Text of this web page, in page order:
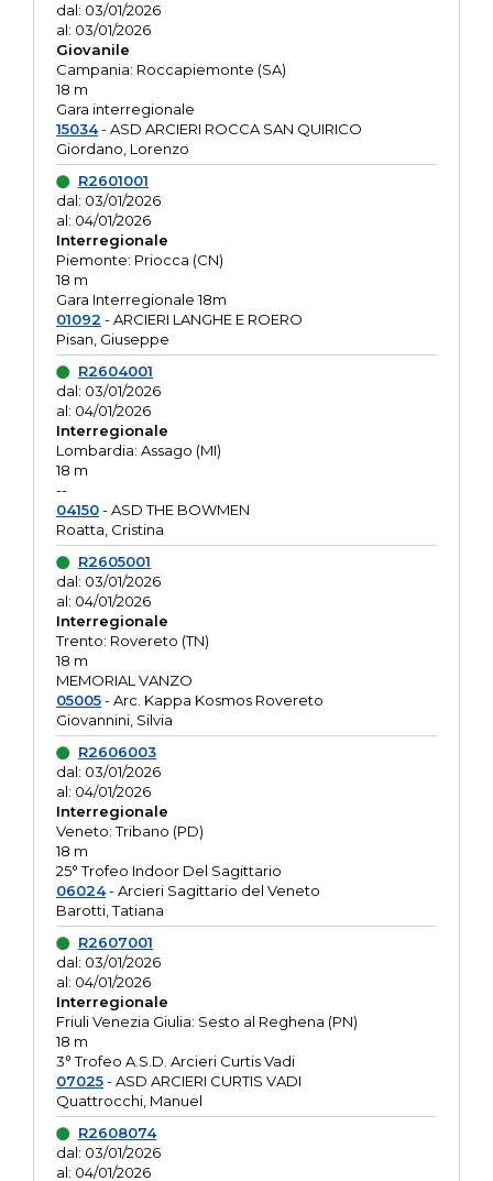
dal: 03/01/2026
al: 03/01/2026
Giovanile
Campania: Roccapiemonte (SA)
18 m
Gara interregionale
15034- ASD ARCIERI ROCCA SAN QUIRICO
Giordano, Lorenzo
R2601001
dal: 03/01/2026
al: 04/01/2026
Interregionale
Piemonte: Priocca (CN)
18 m
Gara Interregionale 18m
01092 - ARCIERI LANGHE E ROERO
Pisan, Giuseppe
R2604001
dal: 03/01/2026
al: 04/01/2026
Interregionale
Lombardia: Assago (MI)
18 m
--
04150- ASD THE BOWMEN
Roatta, Cristina
R2605001
dal: 03/01/2026
al: 04/01/2026
Interregionale
Trento: Rovereto (TN)
18 m
MEMORIAL VANZO
05005- Arc. Kappa Kosmos Rovereto
Giovannini, Silvia
R2606003
dal: 03/01/2026
al: 04/01/2026
Interregionale
Veneto: Tribano (PD)
18 m
25° Trofeo Indoor Del Sagittario
06024- Arcieri Sagittario del Veneto
Barotti, Tatiana
R2607001
dal: 03/01/2026
al: 04/01/2026
Interregionale
Friuli Venezia Giulia: Sesto al Reghena (PN)
18 m
3° Trofeo A.S.D. Arcieri Curtis Vadi
07025- ASD ARCIERI CURTIS VADI
Quattrocchi, Manuel
R2608074
dal: 03/01/2026
al: 04/01/2026